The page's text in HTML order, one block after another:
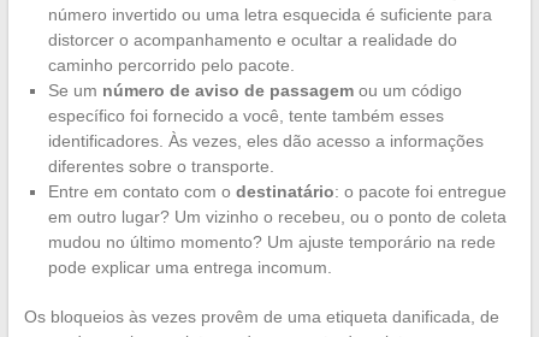
número invertido ou uma letra esquecida é suficiente para
distorcer o acompanhamento e ocultar a realidade do
caminho percorrido pelo pacote.
Se um número de aviso de passagemou um código
específico foi fornecido a você, tente também esses
identificadores. Às vezes, eles dão acesso a informações
diferentes sobre o transporte.
Entre em contato com o destinatário: o pacote foi entregue
em outro lugar? Um vizinho o recebeu, ou o ponto de coleta
mudou no último momento? Um ajuste temporário na rede
pode explicar uma entrega incomum.
Os bloqueios às vezes provêm de uma etiqueta danificada, de